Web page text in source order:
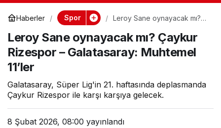
Haberler Spor
Leroy Sane oynayacak mı?
Galatasaray: Muhtemel 11’ler
Leroy Sane oynayacak mı? Çaykur
Rizespor – Galatasaray: Muhtemel
11’ler
Galatasaray, Süper Lig'in 21. haftasında deplasmanda
Çaykur Rizespor ile karşı karşıya gelecek.
8 Şubat 2026, 08:00 yayınlandı
zaman, saat kaçta ve
hangi kanalda?
Muhtemel 11